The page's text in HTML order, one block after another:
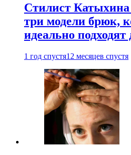
Стилист Катыхина
три модели брюк,
идеально подходят
1 год спустя12 месяцев спустя